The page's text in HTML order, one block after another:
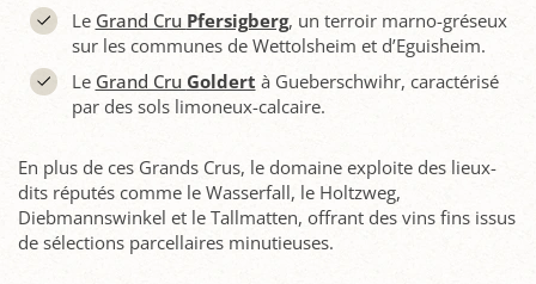
Le Grand Cru Pfersigberg, un terroir marno-gréseux
sur les communes de Wettolsheim et d’Eguisheim.
Le Grand Cru Goldert à Gueberschwihr, caractérisé
par des sols limoneux-calcaire.
En plus de ces Grands Crus, le domaine exploite des lieux-
dits réputés comme le Wasserfall, le Holtzweg,
Diebmannswinkel et le Tallmatten, offrant des vins fins issus
de sélections parcellaires minutieuses.